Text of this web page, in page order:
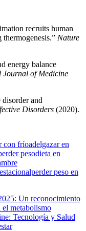
recruits human
Nature
energy balance
Journal of Medicine
and
Disorders (2020).
con fríoadelgazar en
pesodieta en
perder peso en
Un reconocimiento
metabolismo
Tecnología y Salud